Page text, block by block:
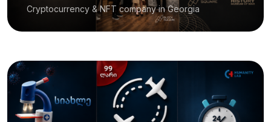
Cryptocurrency & NFT company in Georgia